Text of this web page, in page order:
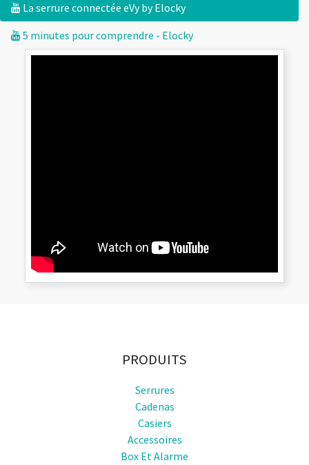
La serrure connectée eVy by Elocky
5 minutes pour comprendre - Elocky
PRODUITS
Serrures
Cadenas
Casiers
Accessoires
Box Et Alarme